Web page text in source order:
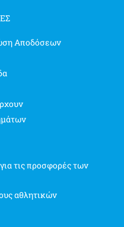
Αποδόσεων
τις προσφορές των
αθλητικών